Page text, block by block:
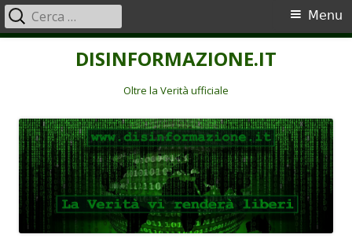
DISINFORMAZIONE.IT
Oltre la Verità ufficiale
Menu
principale
Menu
Ricerca
per: